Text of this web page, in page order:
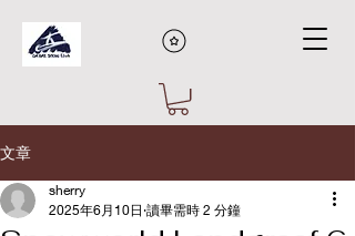
文章
sherry
2025年6月10日 讀畢需時 2 分鐘